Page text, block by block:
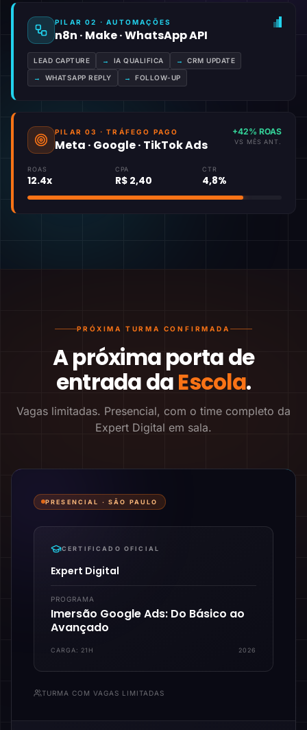
PILAR 02 · AUTOMAÇÕES
n8n · Make · WhatsApp API
LEAD CAPTURE → IA QUALIFICA → CRM UPDATE
→ WHATSAPP REPLY → FOLLOW-UP
PILAR 03 · TRÁFEGO PAGO
Meta · Google · TikTok Ads
+42% ROAS
VS MÊS ANT.
ROAS
12.4x
CPA
R$ 2,40
CTR
4,8%
PRÓXIMA TURMA CONFIRMADA
A próxima porta de
entrada daEscola.
Vagas limitadas. Presencial, com o time completo da
Expert Digital em sala.
PRESENCIAL ·SÃO PAULO
CERTIFICADO OFICIAL
Expert Digital
PROGRAMA
Imersão Google Ads: Do Básico ao
Avançado
CARGA: 21H 2026
TURMA COM VAGAS LIMITADAS